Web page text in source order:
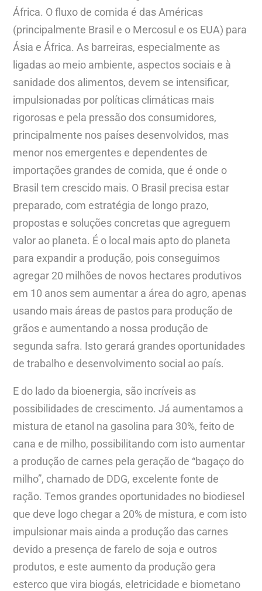
África. O fluxo de comida é das Américas
(principalmente Brasil e o Mercosul e os EUA) para
Ásia e África. As barreiras, especialmente as
ligadas ao meio ambiente, aspectos sociais e à
sanidade dos alimentos, devem se intensificar,
impulsionadas por políticas climáticas mais
rigorosas e pela pressão dos consumidores,
principalmente nos países desenvolvidos, mas
menor nos emergentes e dependentes de
importações grandes de comida, que é onde o
Brasil tem crescido mais. O Brasil precisa estar
preparado, com estratégia de longo prazo,
propostas e soluções concretas que agreguem
valor ao planeta. É o local mais apto do planeta
para expandir a produção, pois conseguimos
agregar 20 milhões de novos hectares produtivos
em 10 anos sem aumentar a área do agro, apenas
usando mais áreas de pastos para produção de
grãos e aumentando a nossa produção de
segunda safra. Isto gerará grandes oportunidades
de trabalho e desenvolvimento social ao país.
E do lado da bioenergia, são incríveis as
possibilidades de crescimento. Já aumentamos a
mistura de etanol na gasolina para 30%, feito de
cana e de milho, possibilitando com isto aumentar
a produção de carnes pela geração de “bagaço do
milho”, chamado de DDG, excelente fonte de
ração. Temos grandes oportunidades no biodiesel
que deve logo chegar a 20% de mistura, e com isto
impulsionar mais ainda a produção das carnes
devido a presença de farelo de soja e outros
produtos, e este aumento da produção gera
esterco que vira biogás, eletricidade e biometano